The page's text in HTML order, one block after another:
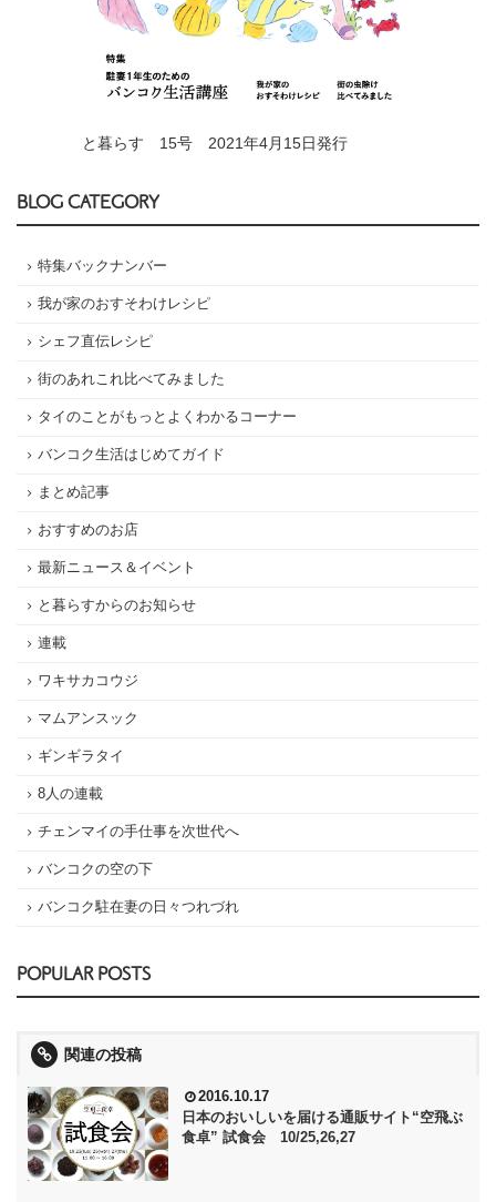
と暮らす 15号 2021年4月15日発行
BLOG CATEGORY
特集バックナンバー
我が家のおすそわけレシピ
シェフ直伝レシピ
街のあれこれ比べてみました
タイのことがもっとよくわかるコーナー
バンコク生活はじめてガイド
まとめ記事
おすすめのお店
最新ニュース＆イベント
と暮らすからのお知らせ
連載
ワキサカコウジ
マムアンスック
ギンギラタイ
8人の連載
チェンマイの手仕事を次世代へ
バンコクの空の下
バンコク駐在妻の日々つれづれ
POPULAR POSTS
関連の投稿
2016.10.17
日本のおいしいを届ける通販サイト“空飛ぶ
食卓” 試食会 10/25,26,27